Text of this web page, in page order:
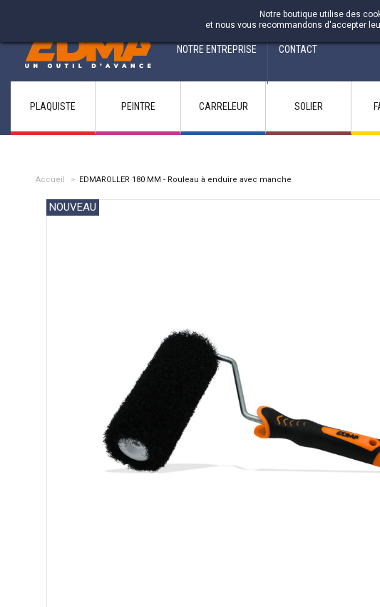
NOTRE ENTREPRISE CONTACT
Notre boutique utilise des
et nous vous recommandons d'accepter
PLAQUISTE PEINTRE CARRELEUR SOLIER
Accueil > EDMAROLLER 180 MM - Rouleau à enduire avec manche
NOUVEAU